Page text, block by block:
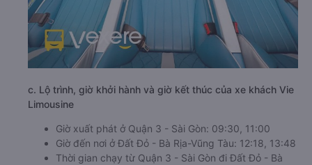
c. Lộ trình, giờ khởi hành và giờ kết thúc của xe khách Vie
Limousine
Giờ xuất phát ở Quận 3 - Sài Gòn: 09:30, 11:00
Giờ đến nơi ở Đất Đỏ - Bà Rịa-Vũng Tàu: 12:18, 13:48
Thời gian chạy từ Quận 3 - Sài Gòn đi Đất Đỏ - Bà